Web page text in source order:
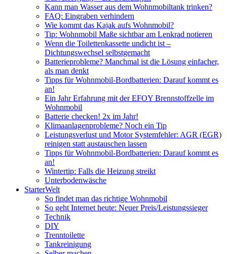
Kann man Wasser aus dem Wohnmobiltank trinken?
FAQ: Eingraben verhindern
Wie kommt das Kajak aufs Wohnmobil?
Tip: Wohnmobil Maße sichtbar am Lenkrad notieren
Wenn die Toilettenkassette undicht ist –
Dichtungswechsel selbstgemacht
Batterieprobleme? Manchmal ist die Lösung einfacher,
als man denkt
Tipps für Wohnmobil-Bordbatterien: Darauf kommt es
an!
Ein Jahr Erfahrung mit der EFOY Brennstoffzelle im
Wohnmobil
Batterie checken! 2x im Jahr!
Klimaanlagenprobleme? Noch ein Tip
Leistungsverlust und Motor Systemfehler: AGR (EGR)
reinigen statt austauschen lassen
Tipps für Wohnmobil-Bordbatterien: Darauf kommt es
an!
Wintertip: Falls die Heizung streikt
Unterbodenwäsche
StarterWelt
So findet man das richtige Wohnmobil
So geht Internet heute: Neuer Preis/Leistungssieger
Technik
DIY
Trenntoilette
Tankreinigung